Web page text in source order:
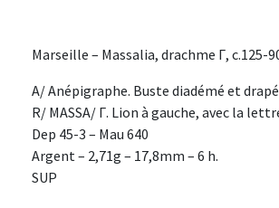
Marseille – Massalia, drachme Γ, c.125-
A/ Anépigraphe. Buste diadémé et
R/ MASSA/ Γ. Lion à gauche, avec la
Dep 45-3 – Mau 640
Argent – 2,71g – 17,8mm – 6 h.
SUP